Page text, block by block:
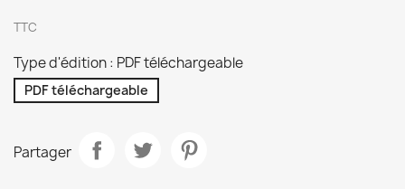
TTC
Type d'édition : PDF téléchargeable
PDF téléchargeable
Partager